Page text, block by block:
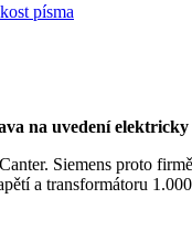
na uvedení
Siemens proto
a transformátoru